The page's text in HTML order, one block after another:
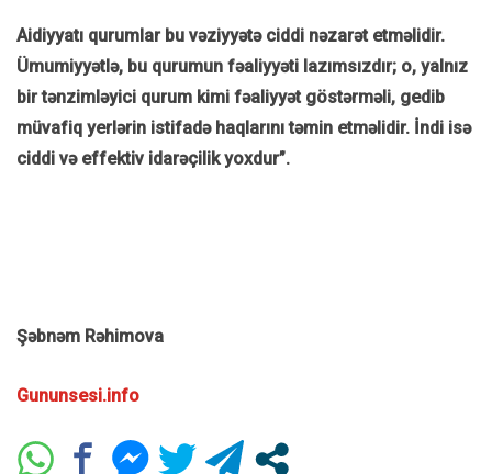
Aidiyyatı qurumlar bu vəziyyətə ciddi nəzarət etməlidir.
Ümumiyyətlə, bu qurumun fəaliyyəti lazımsızdır; o, yalnız
bir tənzimləyici qurum kimi fəaliyyət göstərməli, gedib
müvafiq yerlərin istifadə haqlarını təmin etməlidir. İndi isə
ciddi və effektiv idarəçilik yoxdur”.
Şəbnəm Rəhimova
Gununsesi.info